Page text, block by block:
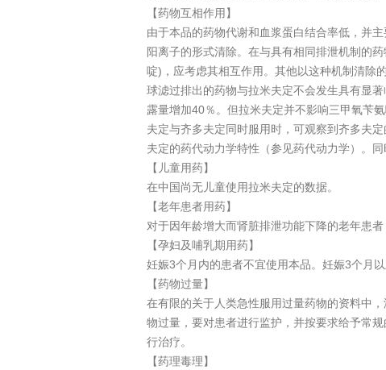
【药物互相作用】
由于本品的药物代谢和血浆蛋白结合率低，并
阳离子的形式清除。在与具有相同排泄机制的
啶)，应考虑其相互作用。其他以这种机制清除
球滤过排出的药物与拉米夫定不会发生具有显
露量增加40％。但拉米夫定并不影响三甲氧苄
夫定与齐多夫定同时服用时，可观察到齐多夫
夫定的药代动力学特性（参见药代动力学）。
【儿童用药】
在中国尚无儿童使用拉米夫定的数据。
【老年患者用药】
对于因年龄增大而肾脏排泄功能下降的老年患
【孕妇及哺乳期用药】
妊娠3个月内的患者不宜使用本品。妊娠3个月
【药物过量】
在有限的关于人类急性服用过量药物的资料中
物过量，要对患者进行监护，并按要求给予常
行治疗。
【药理毒理】